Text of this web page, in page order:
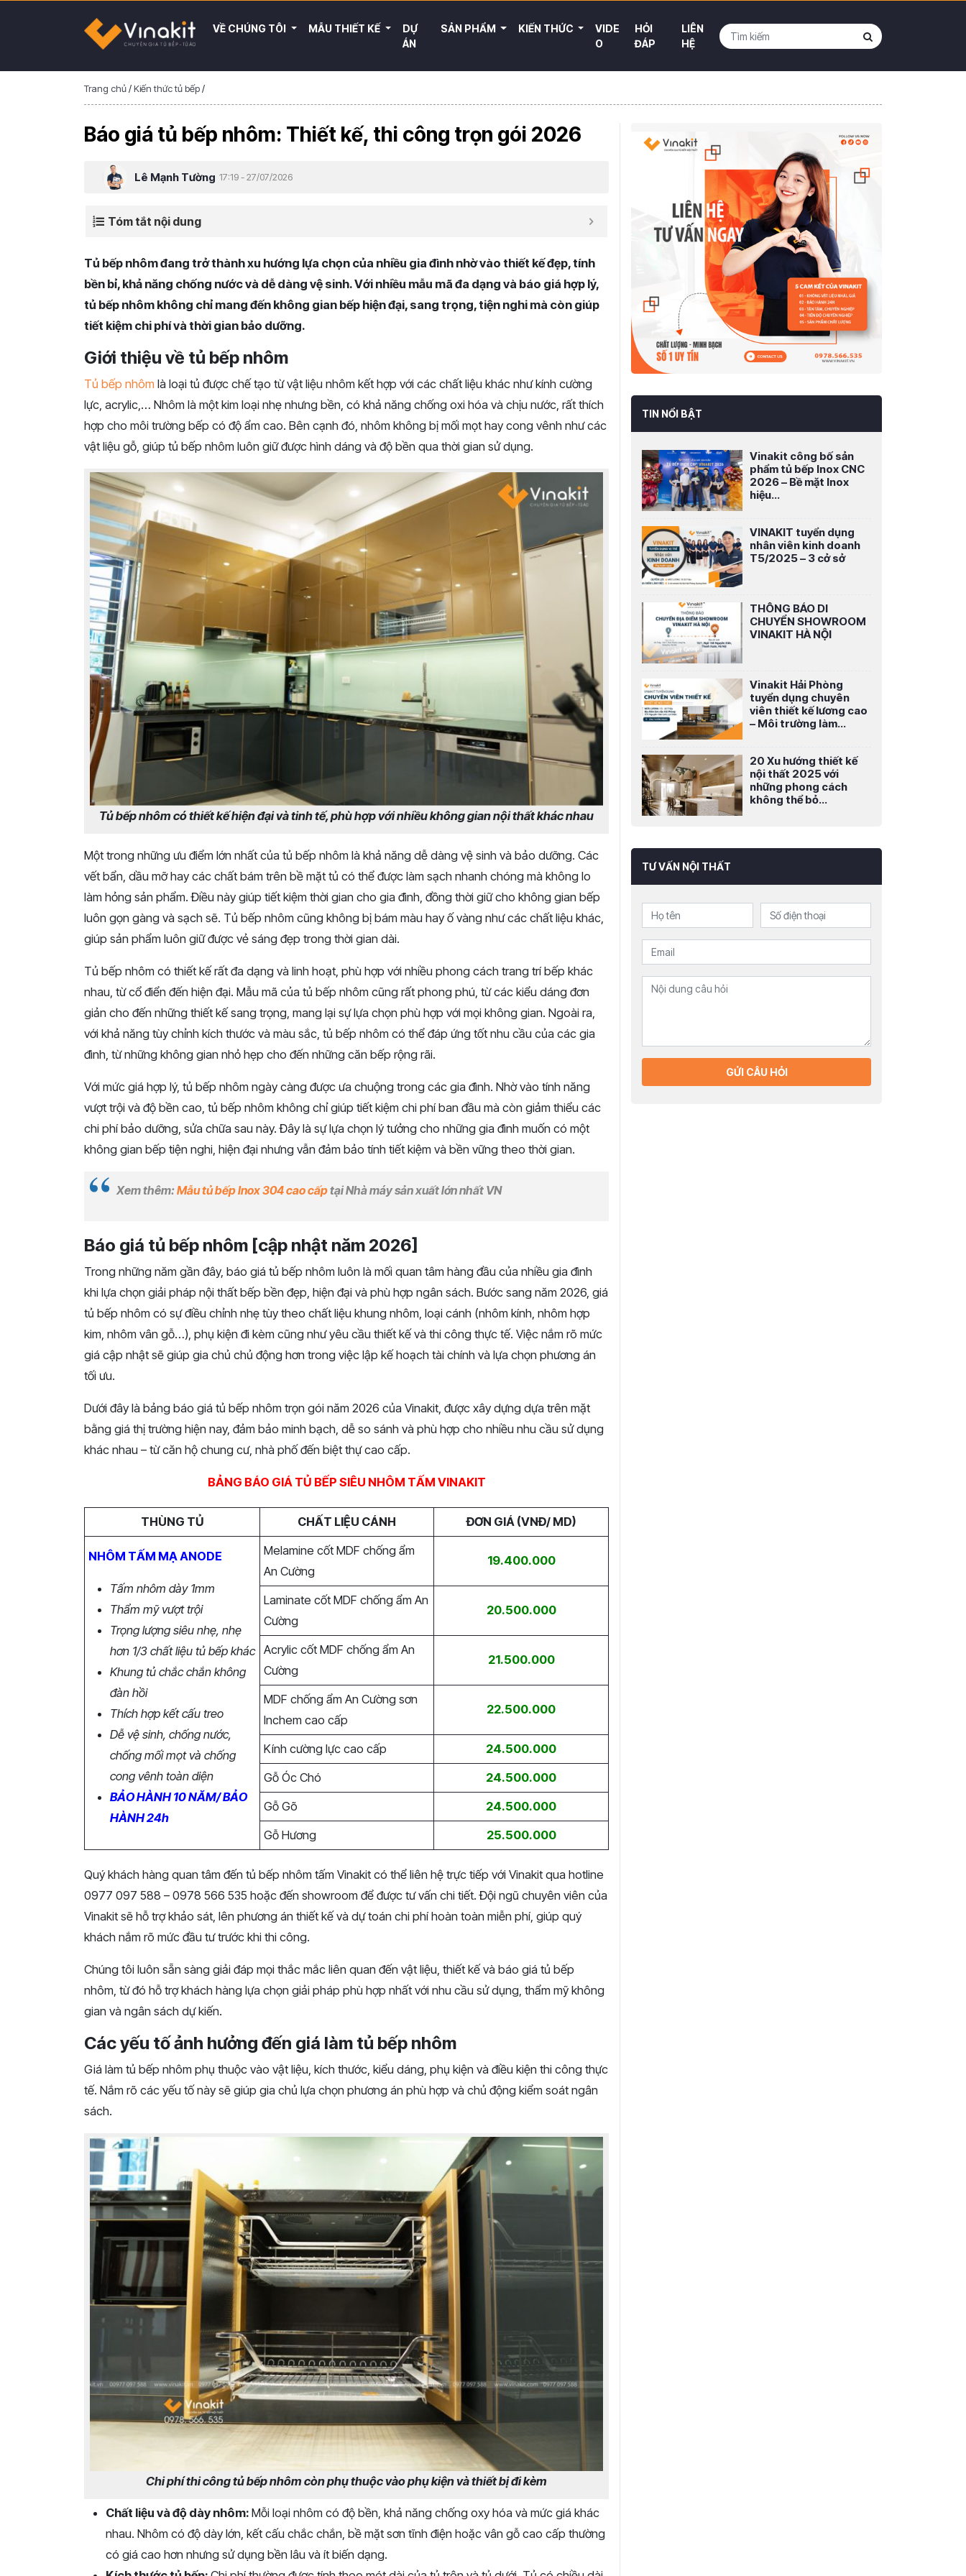
VỀ CHÚNG TÔI MẪU THIẾT KẾ
DỰ
ÁN
SẢN PHẨM KIẾN THỨC
VIDE
O
HỎI
ĐÁP
LIÊN
HỆ
Trang chủ/Kiến thức tủ bếp/
Báo giá tủ bếp nhôm: Thiết kế, thi công trọn gói 2026
Lê Mạnh Tường 17:19 - 27/07/2026
Tóm tắt nội dung
Tủ bếp nhôm đang trở thành xu hướng lựa chọn của nhiều gia đình nhờ vào thiết kế đẹp, tính
bền bỉ, khả năng chống nước và dễ dàng vệ sinh. Với nhiều mẫu mã đa dạng và báo giá hợp lý,
tủ bếp nhôm không chỉ mang đến không gian bếp hiện đại, sang trọng, tiện nghi mà còn giúp
tiết kiệm chi phí và thời gian bảo dưỡng.
Giới thiệu về tủ bếp nhôm
Tủ bếp nhôm là loại tủ được chế tạo từ vật liệu nhôm kết hợp với các chất liệu khác như kính cường
lực, acrylic,… Nhôm là một kim loại nhẹ nhưng bền, có khả năng chống oxi hóa và chịu nước, rất thích
hợp cho môi trường bếp có độ ẩm cao. Bên cạnh đó, nhôm không bị mối mọt hay cong vênh như các
vật liệu gỗ, giúp tủ bếp nhôm luôn giữ được hình dáng và độ bền qua thời gian sử dụng.
Tủ bếp nhôm có thiết kế hiện đại và tinh tế, phù hợp với nhiều không gian nội thất khác nhau
Một trong những ưu điểm lớn nhất của tủ bếp nhôm là khả năng dễ dàng vệ sinh và bảo dưỡng. Các
vết bẩn, dầu mỡ hay các chất bám trên bề mặt tủ có thể được làm sạch nhanh chóng mà không lo
làm hỏng sản phẩm. Điều này giúp tiết kiệm thời gian cho gia đình, đồng thời giữ cho không gian bếp
luôn gọn gàng và sạch sẽ. Tủ bếp nhôm cũng không bị bám màu hay ố vàng như các chất liệu khác,
giúp sản phẩm luôn giữ được vẻ sáng đẹp trong thời gian dài.
Tủ bếp nhôm có thiết kế rất đa dạng và linh hoạt, phù hợp với nhiều phong cách trang trí bếp khác
nhau, từ cổ điển đến hiện đại. Mẫu mã của tủ bếp nhôm cũng rất phong phú, từ các kiểu dáng đơn
giản cho đến những thiết kế sang trọng, mang lại sự lựa chọn phù hợp với mọi không gian. Ngoài ra,
với khả năng tùy chỉnh kích thước và màu sắc, tủ bếp nhôm có thể đáp ứng tốt nhu cầu của các gia
đình, từ những không gian nhỏ hẹp cho đến những căn bếp rộng rãi.
Với mức giá hợp lý, tủ bếp nhôm ngày càng được ưa chuộng trong các gia đình. Nhờ vào tính năng
vượt trội và độ bền cao, tủ bếp nhôm không chỉ giúp tiết kiệm chi phí ban đầu mà còn giảm thiểu các
chi phí bảo dưỡng, sửa chữa sau này. Đây là sự lựa chọn lý tưởng cho những gia đình muốn có một
không gian bếp tiện nghi, hiện đại nhưng vẫn đảm bảo tính tiết kiệm và bền vững theo thời gian.
Xem thêm:Mẫu tủ bếp Inox 304 cao cấptại Nhà máy sản xuất lớn nhất VN
Báo giá tủ bếp nhôm [cập nhật năm 2026]
Trong những năm gần đây, báo giá tủ bếp nhôm luôn là mối quan tâm hàng đầu của nhiều gia đình
khi lựa chọn giải pháp nội thất bếp bền đẹp, hiện đại và phù hợp ngân sách. Bước sang năm 2026, giá
tủ bếp nhôm có sự điều chỉnh nhẹ tùy theo chất liệu khung nhôm, loại cánh (nhôm kính, nhôm hợp
kim, nhôm vân gỗ…), phụ kiện đi kèm cũng như yêu cầu thiết kế và thi công thực tế. Việc nắm rõ mức
giá cập nhật sẽ giúp gia chủ chủ động hơn trong việc lập kế hoạch tài chính và lựa chọn phương án
tối ưu.
Dưới đây là bảng báo giá tủ bếp nhôm trọn gói năm 2026 của Vinakit, được xây dựng dựa trên mặt
bằng giá thị trường hiện nay, đảm bảo minh bạch, dễ so sánh và phù hợp cho nhiều nhu cầu sử dụng
khác nhau – từ căn hộ chung cư, nhà phố đến biệt thự cao cấp.
BẢNG BÁO GIÁ TỦ BẾP SIÊU NHÔM TẤM VINAKIT
THÙNG TỦ CHẤT LIỆU CÁNH ĐƠN GIÁ (VNĐ/ MD)
NHÔM TẤM MẠ ANODE
Tấm nhôm dày 1mm
Thẩm mỹ vượt trội
Trọng lượng siêu nhẹ, nhẹ
hơn 1/3 chất liệu tủ bếp khác
Khung tủ chắc chắn không
đàn hồi
Thích hợp kết cấu treo
Dễ vệ sinh, chống nước,
chống mối mọt và chống
cong vênh toàn diện
BẢO HÀNH 10 NĂM/ BẢO
HÀNH 24h
Melamine cốt MDF chống ẩm
An Cường
19.400.000
Laminate cốt MDF chống ẩm An
Cường
20.500.000
Acrylic cốt MDF chống ẩm An
Cường
21.500.000
MDF chống ẩm An Cường sơn
Inchem cao cấp
22.500.000
Kính cường lực cao cấp
24.500.000
Gỗ Óc Chó
24.500.000
Gỗ Gõ
24.500.000
Gỗ Hương
25.500.000
Quý khách hàng quan tâm đến tủ bếp nhôm tấm Vinakit có thể liên hệ trực tiếp với Vinakit qua hotline
0977 097 588 – 0978 566 535 hoặc đến showroom để được tư vấn chi tiết. Đội ngũ chuyên viên của
Vinakit sẽ hỗ trợ khảo sát, lên phương án thiết kế và dự toán chi phí hoàn toàn miễn phí, giúp quý
khách nắm rõ mức đầu tư trước khi thi công.
Chúng tôi luôn sẵn sàng giải đáp mọi thắc mắc liên quan đến vật liệu, thiết kế và báo giá tủ bếp
nhôm, từ đó hỗ trợ khách hàng lựa chọn giải pháp phù hợp nhất với nhu cầu sử dụng, thẩm mỹ không
gian và ngân sách dự kiến.
Các yếu tố ảnh hưởng đến giá làm tủ bếp nhôm
Giá làm tủ bếp nhôm phụ thuộc vào vật liệu, kích thước, kiểu dáng, phụ kiện và điều kiện thi công thực
tế. Nắm rõ các yếu tố này sẽ giúp gia chủ lựa chọn phương án phù hợp và chủ động kiểm soát ngân
sách.
Chi phí thi công tủ bếp nhôm còn phụ thuộc vào phụ kiện và thiết bị đi kèm
Chất liệu và độ dày nhôm: Mỗi loại nhôm có độ bền, khả năng chống oxy hóa và mức giá khác
nhau. Nhôm có độ dày lớn, kết cấu chắc chắn, bề mặt sơn tĩnh điện hoặc vân gỗ cao cấp thường
có giá cao hơn nhưng sử dụng bền lâu và ít biến dạng.
TIN NỔI BẬT
Vinakit công bố sản
phẩm tủ bếp Inox CNC
2026 – Bề mặt Inox
hiệu...
VINAKIT tuyển dụng
nhân viên kinh doanh
T5/2025 – 3 cở sở
THÔNG BÁO DI
CHUYỂN SHOWROOM
VINAKIT HÀ NỘI
Vinakit Hải Phòng
tuyển dụng chuyên
viên thiết kế lương cao
– Môi trường làm...
20 Xu hướng thiết kế
nội thất 2025 với
những phong cách
không thể bỏ...
TƯ VẤN NỘI THẤT
GỬI CÂU HỎI